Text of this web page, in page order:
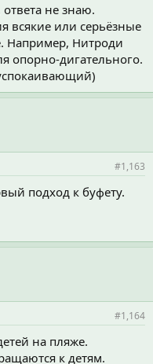
не знаю.
всякие или серьёзные
Например, Нитроди
опорно-дигательного.
#1,163
подход к буфету.
#1,164
на пляже.
к детям.